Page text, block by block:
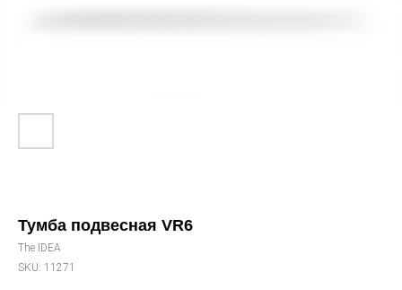
Тумба подвесная VR6
The IDEA
SKU: 11271